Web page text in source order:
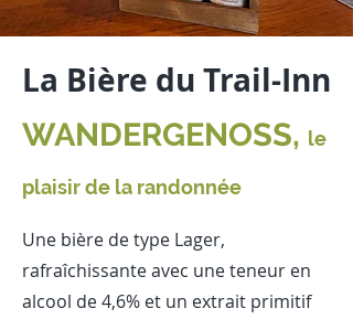
La Bière du Trail-Inn
WANDERGENOSS, le
plaisir de la randonnée
Une bière de type Lager,
rafraîchissante avec une teneur en
alcool de 4,6% et un extrait primitif